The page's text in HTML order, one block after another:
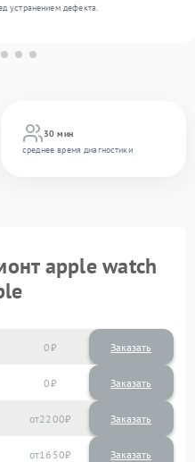
30 мин
среднее время диагностики
устранением дефекта.
apple watch
0 Заказать
0 Заказать
2200
1650